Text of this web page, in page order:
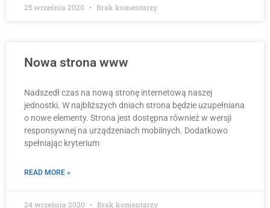
25 września 2020 Brak komentarzy
Nowa strona www
Nadszedł czas na nową stronę internetową naszej
jednostki. W najbliższych dniach strona będzie uzupełniana
o nowe elementy. Strona jest dostępna również w wersji
responsywnej na urządzeniach mobilnych. Dodatkowo
spełniając kryterium
READ MORE »
24 września 2020 Brak komentarzy